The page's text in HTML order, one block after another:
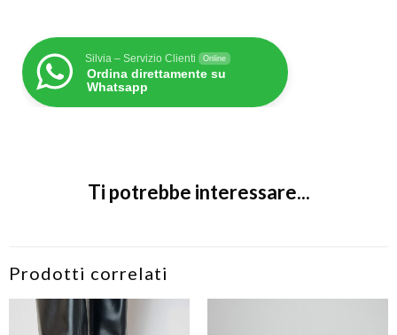
Silvia – Servizio Clienti Online
Ordina direttamente su
Whatsapp
Ti potrebbe interessare...
Prodotti correlati